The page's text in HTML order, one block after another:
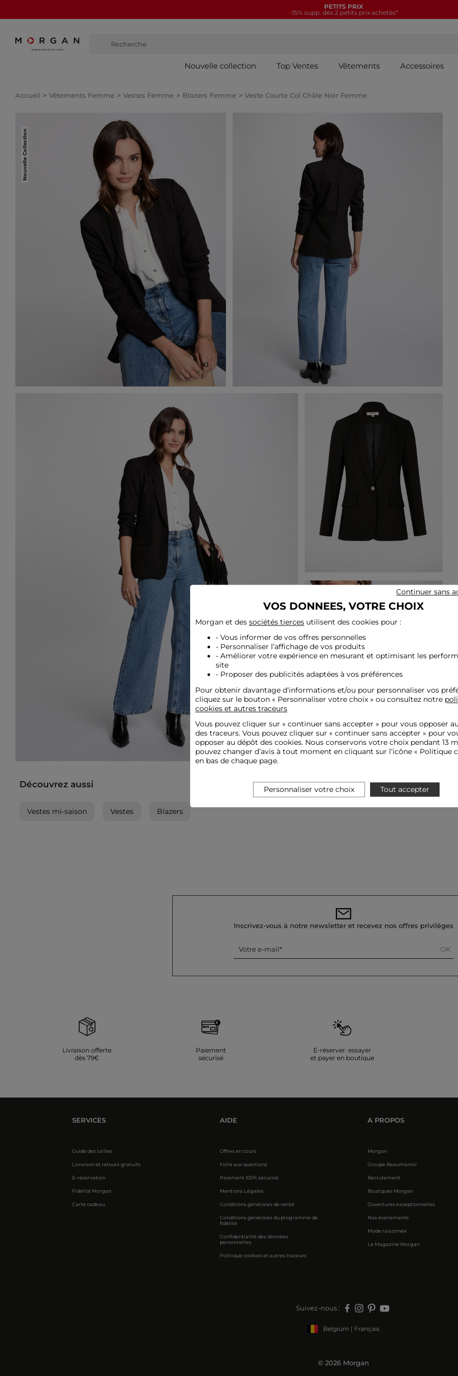
PETITS PRIX
-15% supp. dès 2 petits prix achetés*
Recherche
Nouvelle collection Top Ventes Vêtements Accessoires
Accueil Vêtements Femme Vestes Femme Blazers Femme Veste Courte Col Châle Noir Femme
Nouvelle Collection
Découvrez aussi
Vestes mi-saison Vestes Blazers
Inscrivez-vous à notre newsletter et recevez nos offres privilèges
Votre e-mail OK
Livraison offerte
dès 79€
Paiement
sécurisé
E-réserver: essayer
et payer en boutique
SERVICES
Guide des tailles
Livraison et retours gratuits
E-réservation
Fidélité Morgan
Carte cadeau
AIDE
Offres en cours
Foire aux questions
Paiement 100% sécurisé
Mentions Légales
Conditions générales de vente
Conditions générales du programme de
fidélité
Confidentialité des données
personnelles
Politique cookies et autres traceurs
A PROPOS
Morgan
Groupe Beaumanoir
Recrutement
Boutiques Morgan
Ouvertures exceptionnelles
Nos événements
Mode raisonnée
Le Magazine Morgan
Suivez-nous :
Belgium | Français
© 2026 Morgan
VOS DONNEES, VOTRE CHOIX
Morgan et des sociétés tierces utilisent des cookies pour :
- Vous informer de vos offres personnelles
- Personnaliser l’affichage de vos produits
- Améliorer votre expérience en mesurant et optimisant les
site
- Proposer des publicités adaptées à vos préférences
Pour obtenir davantage d'informations et/ou pour personnaliser vos
cliquez sur le bouton « Personnaliser votre choix » ou consultez notre
cookies et autres traceurs
Vous pouvez cliquer sur « continuer sans accepter » pour vous opposer
des traceurs. Vous pouvez cliquer sur « continuer sans accepter » pour
opposer au dépôt des cookies. Nous conservons votre choix pendant 13
pouvez changer d’avis à tout moment en cliquant sur l’icône « Politique
en bas de chaque page.
Personnaliser votre choix
Continuer sans
Tout accepter